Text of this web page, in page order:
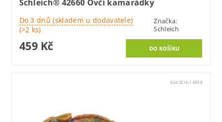
Schleich® 42660 Ovčí kamarádky
Do 3 dnů (skladem u dodavatele)
(>2 ks)
Značka:
Schleich
459 Kč
Kód:SCHL14858